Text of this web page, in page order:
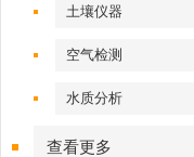
土壤仪器
空气检测
水质分析
查看更多